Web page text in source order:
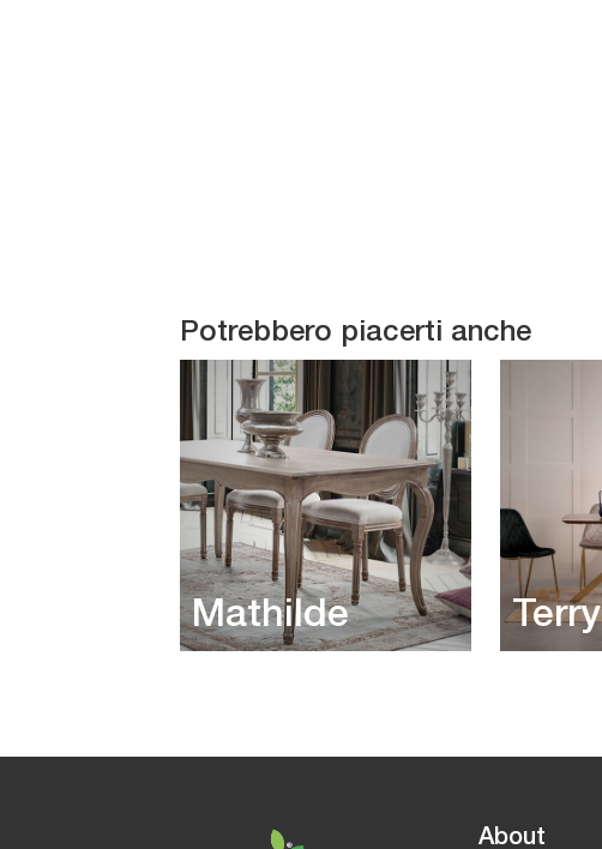
Potrebbero piacerti anche
Mathilde Terry
About